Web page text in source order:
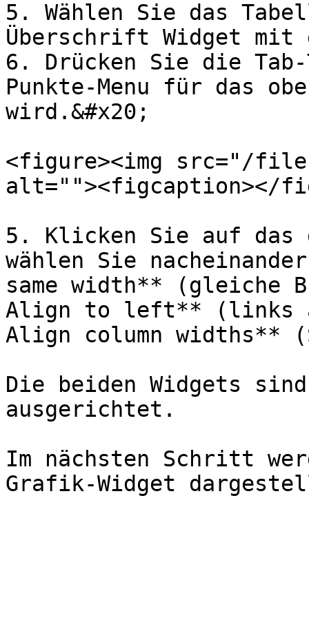
5. Wählen Sie das
Überschrift Widget mit
6. Drücken Sie die
Punkte-Menu für das
wird.&#x20;
<figure><img src="/files/
alt=""><figcaption></
5. Klicken Sie auf das
wählen Sie
same width** (gleiche
Align to left** (links
Align column widths**
Die beiden Widgets
ausgerichtet.
Im nächsten Schritt